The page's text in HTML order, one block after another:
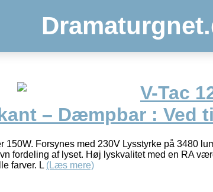
V-Tac
– Dæmpbar : Ved
150W. Forsynes med 230V Lysstyrke på 3480
fordeling af lyset. Høj lyskvalitet med en RA
farver. L (Læs mere)